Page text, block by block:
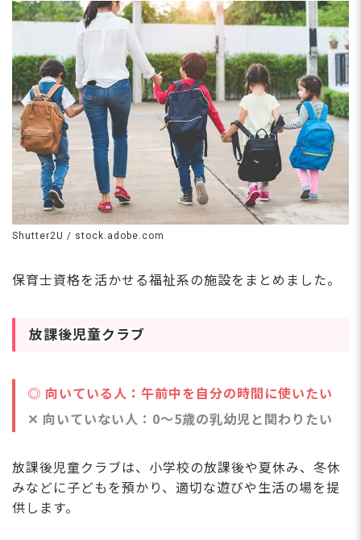
Shutter2U / stock.adobe.com
保育士資格を活かせる福祉系の施設をまとめました。
放課後児童クラブ
◎ 向いている人：午前中を自分の時間に使いたい
✕ 向いていない人：0〜5歳の乳幼児と関わりたい
放課後児童クラブは、小学校の放課後や夏休み、冬休
みなどに子どもを預かり、適切な遊びや生活の場を提
供します。